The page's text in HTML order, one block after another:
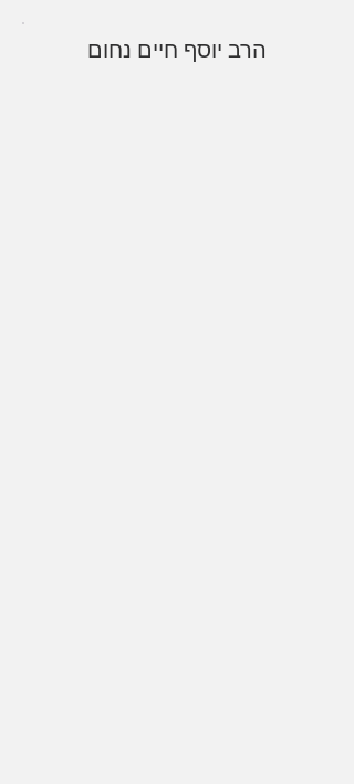
הרב יוסף חיים נחום